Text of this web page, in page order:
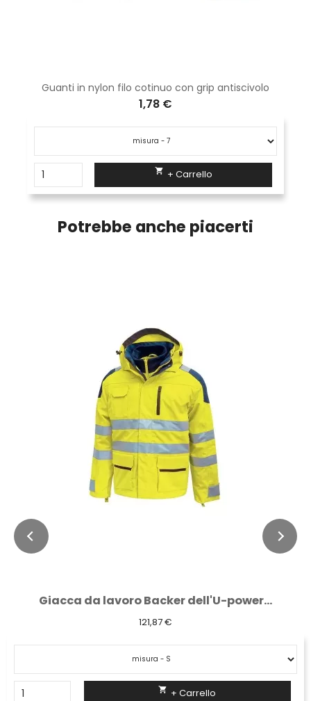
Guanti in nylon filo cotinuo con grip antiscivolo
1,78 €
 + Carrello
Potrebbe anche piacerti
Giacca da lavoro Backer dell'U-power...
121,87 €
 + Carrello